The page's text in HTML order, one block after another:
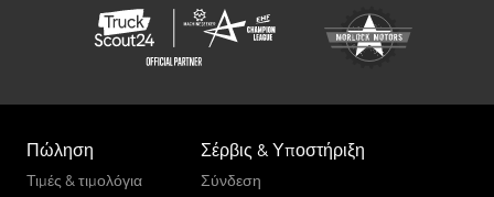
Πώληση
Τιμές & τιμολόγια
Σέρβις & Υποστήριξη
Σύνδεση